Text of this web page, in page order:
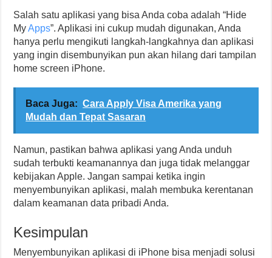
Salah satu aplikasi yang bisa Anda coba adalah “Hide
MyApps”. Aplikasi ini cukup mudah digunakan, Anda
hanya perlu mengikuti langkah-langkahnya dan aplikasi
yang ingin disembunyikan pun akan hilang dari tampilan
home screen iPhone.
Baca Juga: Cara Apply Visa Amerika yang
Mudah dan Tepat Sasaran
Namun, pastikan bahwa aplikasi yang Anda unduh
sudah terbukti keamanannya dan juga tidak melanggar
kebijakan Apple. Jangan sampai ketika ingin
menyembunyikan aplikasi, malah membuka kerentanan
dalam keamanan data pribadi Anda.
Kesimpulan
Menyembunyikan aplikasi di iPhone bisa menjadi solusi